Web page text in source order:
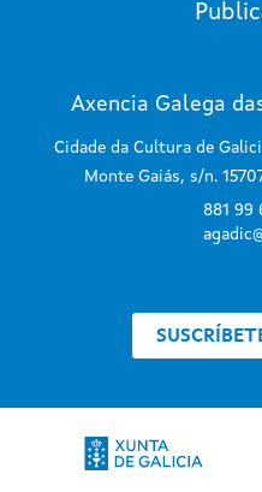
Axencia Galega
Cidade da Cultura de
Monte Gaiás, s/n.
881 99